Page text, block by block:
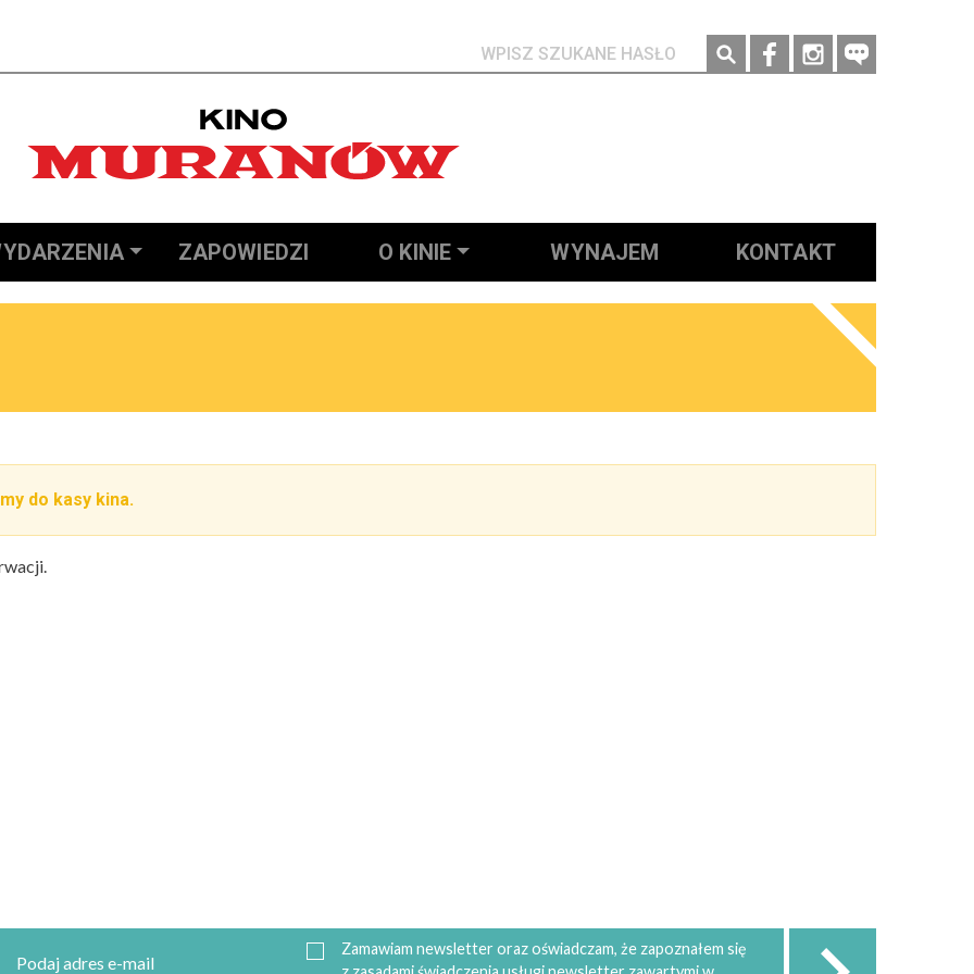
Social media
ZAPOWIEDZI O KINIE WYNAJEM KONTAKT
do kasy kina.
Zamawiam newsletter oraz oświadczam, że zapoznałem się